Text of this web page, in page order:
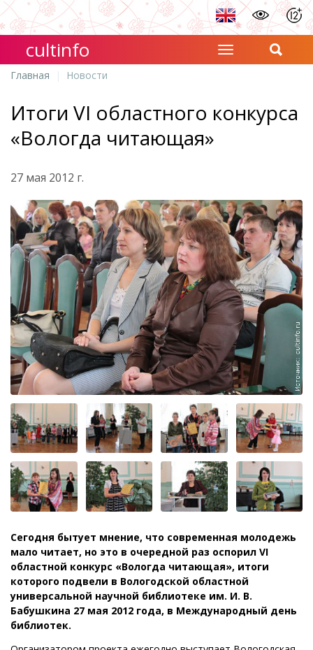
cultinfo
Главная Новости
Итоги VI областного конкурса
«Вологда читающая»
27 мая 2012 г.
Сегодня бытует мнение, что современная молодежь
мало читает, но это в очередной раз оспорил VI
областной конкурс «Вологда читающая», итоги
которого подвели в Вологодской областной
универсальной научной библиотеке им. И. В.
Бабушкина 27 мая 2012 года, в Международный день
библиотек.